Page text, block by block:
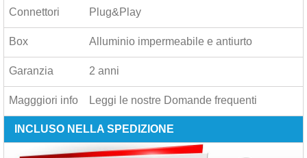
Connettori Plug&Play
Box Alluminio impermeabile e antiurto
Garanzia 2 anni
Magggiori info Leggi le nostre Domande frequenti
INCLUSO NELLA SPEDIZIONE